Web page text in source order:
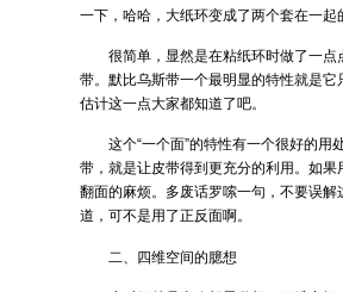
一下，哈哈，大纸环变成了两个套在一起
很简单，显然是在粘纸环时做了一
带。默比乌斯带一个最明显的特性就是
估计这一点大家都知道了吧。
这个“一个面”的特性有一个很好的
带，就是让皮带得到更充分的利用。如
翻面的麻烦。多废话罗嗦一句，不要误
道，可不是用了正反面啊。
二、四维空间的臆想